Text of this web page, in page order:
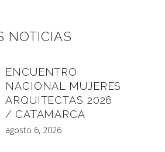
NOTICIAS
ENCUENTRO
NACIONAL MUJERES
ARQUITECTAS 2026
/ CATAMARCA
agosto 6, 2026